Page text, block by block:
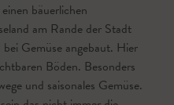
bäuerlichen
am Rande der Stadt
Gemüse angebaut. Hier
Böden. Besonders
und saisonales Gemüse.